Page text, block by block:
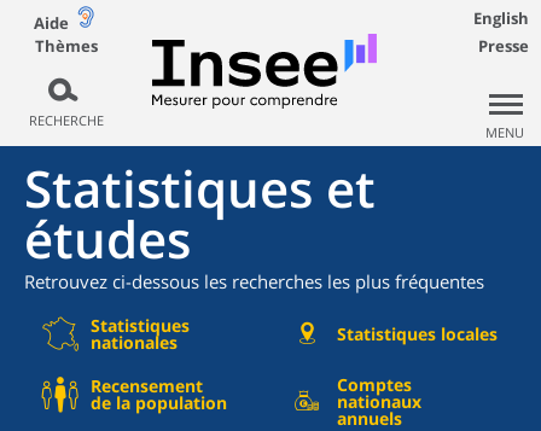
Aide
Thèmes
RECHERCHE
English
Presse
MENU
Statistiques et
études
Retrouvez ci-dessous les recherches les plus fréquentes
Statistiques
nationales Statistiques locales
Recensement
de la population
Comptes
nationaux
annuels